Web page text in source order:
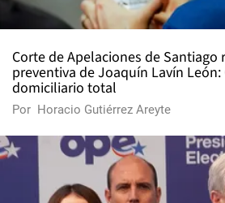
Corte de Apelaciones de Santiago
preventiva de Joaquín Lavín
domiciliario total
Por Horacio Gutiérrez Areyte